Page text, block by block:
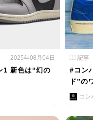
2025年08月04日
1 新色は“幻の
記事
#コン
ド”の
コン